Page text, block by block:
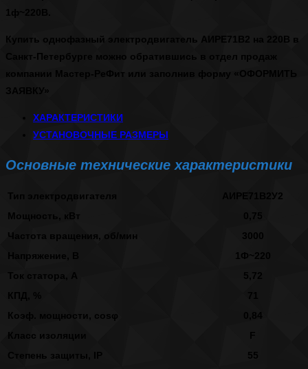
1ф~220В.
Купить однофазный электродвигатель АИРЕ71В2 на 220В в
Санкт-Петербурге
можно обратившись в отдел продаж
компании Мастер-РеФит или заполнив форму «ОФОРМИТЬ
ХАРАКТЕРИСТИКИ
УСТАНОВОЧНЫЕ РАЗМЕРЫ
Основные технические характеристики
Тип электродвигателя
АИРЕ71В2У2
Мощность, кВт
Частота вращения, об/мин
Напряжение, В
1Ф~220
Коэф. мощности, cosφ
Класс изоляции
Степень защиты, IP
55